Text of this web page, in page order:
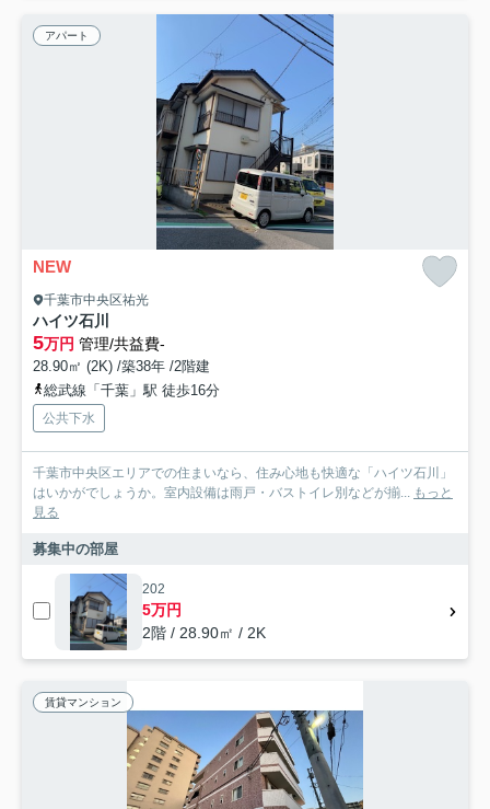
アパート
NEW
千葉市中央区祐光
ハイツ石川
5万円 管理/共益費-
28.90㎡ (2K) /築38年 /2階建
総武線「千葉」駅 徒歩16分
公共下水
千葉市中央区エリアでの住まいなら、住み心地も快適な「ハイツ石川」
はいかがでしょうか。室内設備は雨戸・バストイレ別などが揃...
もっと
見る
募集中の部屋
202
5万円
2階 / 28.90㎡ / 2K
賃貸マンション